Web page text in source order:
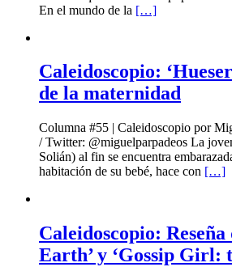
En el mundo de la […]
Caleidoscopio:
de la maternidad
Columna #55 | Caleidoscopio por
/ Twitter: @miguelparpadeos La
Solián) al fin se encuentra
habitación de su bebé, hace con […]
Caleidoscopio:
Earth’ y ‘Gossip Girl: